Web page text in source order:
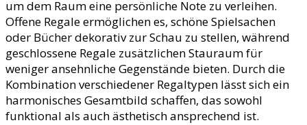
um dem Raum eine persönliche Note zu verleihen.
Offene Regale ermöglichen es, schöne Spielsachen
oder Bücher dekorativ zur Schau zu stellen, während
geschlossene Regale zusätzlichen Stauraum für
weniger ansehnliche Gegenstände bieten. Durch die
Kombination verschiedener Regaltypen lässt sich ein
harmonisches Gesamtbild schaffen, das sowohl
funktional als auch ästhetisch ansprechend ist.